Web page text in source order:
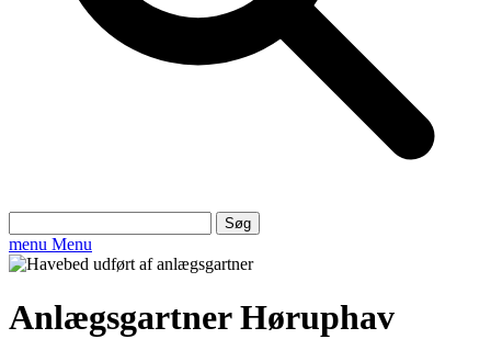
efter:
menu Menu
Anlægsgartner Høruphav